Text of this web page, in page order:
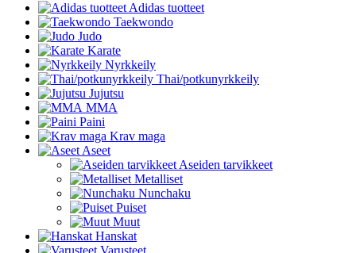
Adidas tuotteet
Taekwondo
Judo
Karate
Nyrkkeily
Thai/potkunyrkkeily
Jujutsu
MMA
Paini
Krav maga
Aseet
Aseiden tarvikkeet
Metalliset
Nunchaku
Puiset
Muut
Hanskat